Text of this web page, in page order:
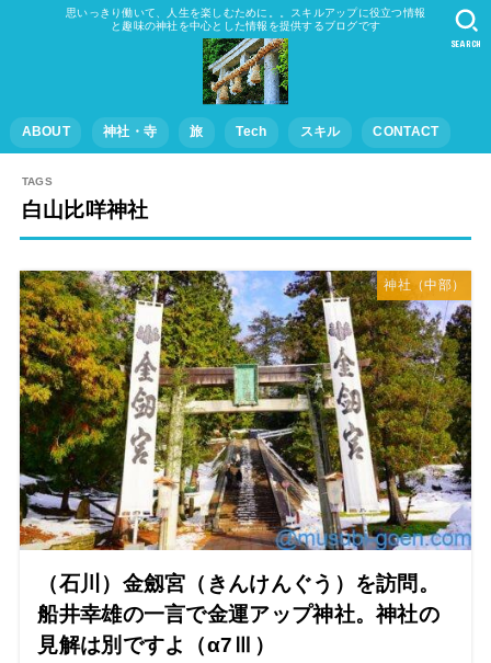
思いっきり働いて、人生を楽しむために。。スキルアップに役立つ情報
と趣味の神社を中心とした情報を提供するブログです
ABOUT 神社・寺 旅 Tech スキル CONTACT
SEARCH
白山比咩神社
神社（中部）
（石川）金劔宮（きんけんぐう）を訪問。
船井幸雄の一言で金運アップ神社。神社の
見解は別ですよ（α7Ⅲ）